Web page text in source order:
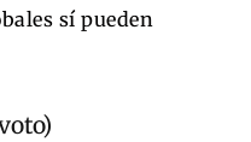
sí pueden